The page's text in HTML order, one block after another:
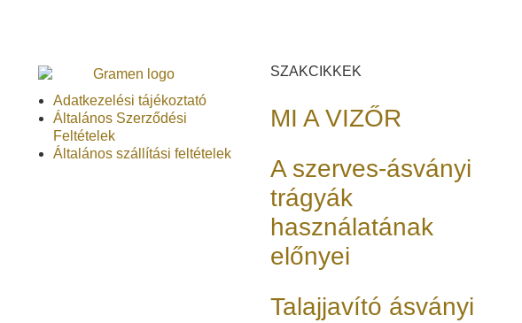
Adatkezelési tájékoztató
Általános Szerződési
Feltételek
Általános szállítási feltételek
SZAKCIKKEK
MI A VIZŐR
A szerves-ásványi
trágyák
használatának
előnyei
Talajjavító ásványi